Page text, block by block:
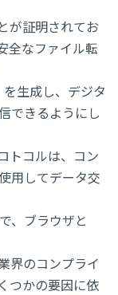
が証明されてお
全なファイル転
を生成し、デジタ
できるようにし
トコルは、コン
用してデータ交
、ブラウザと
界のコンプライ
つかの要因に依